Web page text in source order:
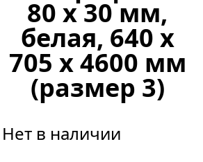
80 х 30 мм,
белая, 640 х
705 х 4600 мм
(размер 3)
Нет в наличии